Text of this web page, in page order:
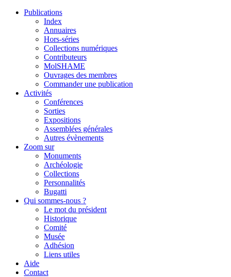
Publications
Index
Annuaires
Hors-séries
Collections numériques
Contributeurs
MolSHAME
Ouvrages des membres
Commander une publication
Activités
Conférences
Sorties
Expositions
Assemblées générales
Autres évènements
Zoom sur
Monuments
Archéologie
Collections
Personnalités
Bugatti
Qui sommes-nous ?
Le mot du président
Historique
Comité
Musée
Adhésion
Liens utiles
Aide
Contact